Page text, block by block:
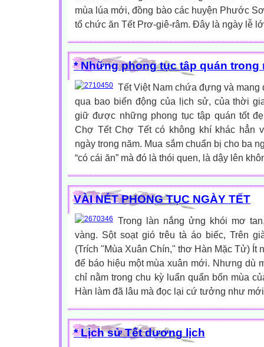
mùa lúa mới, đồng bào các huyện Phước
tổ chức ăn Tết Prơ-giê-râm. Đây là ngày lễ
* Những phong tục tâp quán trong
Tết Việt Nam chứa đựng và mang
qua bao biến động của lịch sử, của thời
giữ được những phong tục tập quán tốt
Chợ Tết Chợ Tết có không khí khác hẳn
ngày trong năm. Mua sắm chuẩn bị cho ba
“có cái ăn” mà đó là thói quen, là dậy lên
VÀI NÉT PHONG TỤC NGÀY TẾT
Trong làn nắng ửng khói mơ
vàng. Sột soạt gió trêu tà áo biếc, Trên
(Trích "Mùa Xuân Chín," thơ Hàn Mặc Tử) Ít
để báo hiệu một mùa xuân mới. Nhưng dù
chỉ nằm trong chu kỳ luẩn quẩn bốn mùa
Hàn làm đã lâu mà đọc lại cứ tưởng như
* Lịch sử Tết dương lịch